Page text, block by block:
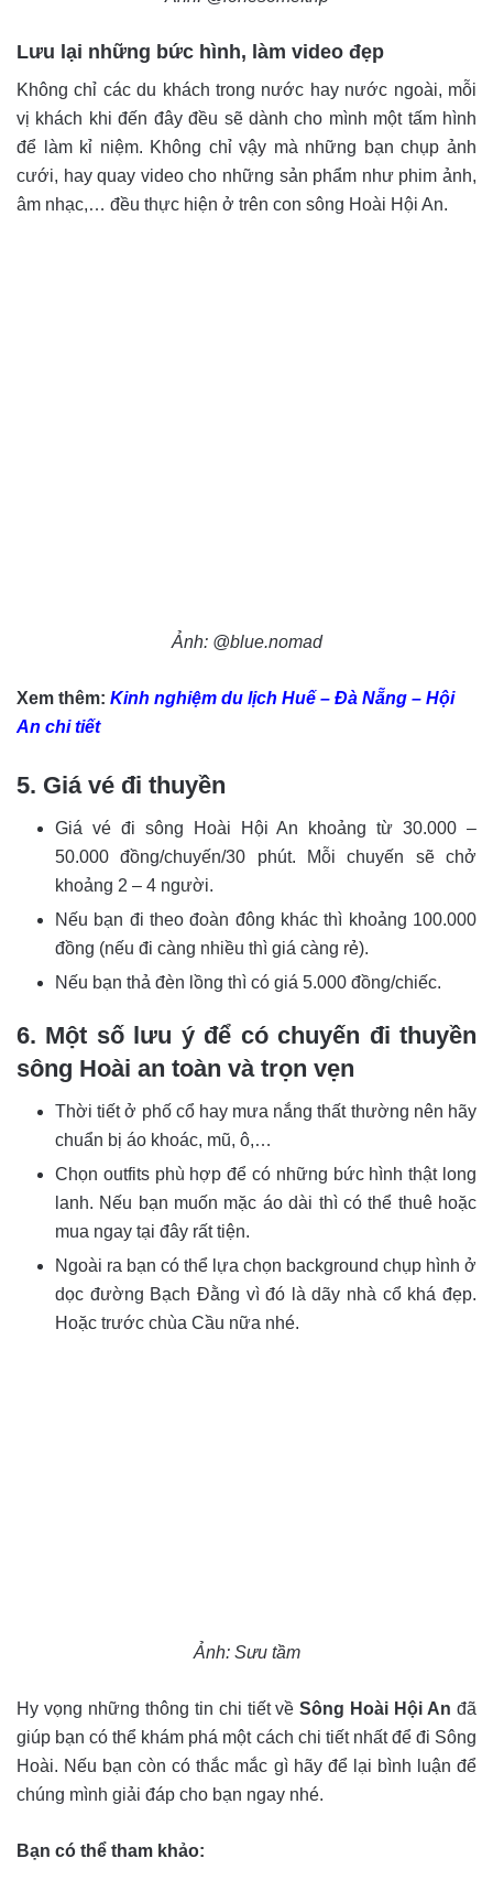
Lưu lại những bức hình, làm video đẹp
Không chỉ các du khách trong nước hay nước ngoài, mỗi
vị khách khi đến đây đều sẽ dành cho mình một tấm hình
để làm kỉ niệm. Không chỉ vậy mà những bạn chụp ảnh
cưới, hay quay video cho những sản phẩm như phim ảnh,
âm nhạc,… đều thực hiện ở trên con sông Hoài Hội An.
Ảnh: @blue.nomad
Xem thêm: Kinh nghiệm du lịch Huế – Đà Nẵng – Hội
An chi tiết
5. Giá vé đi thuyền
Giá vé đi sông Hoài Hội An khoảng từ 30.000 –
50.000 đồng/chuyến/30 phút. Mỗi chuyến sẽ chở
khoảng 2 – 4 người.
Nếu bạn đi theo đoàn đông khác thì khoảng 100.000
đồng (nếu đi càng nhiều thì giá càng rẻ).
Nếu bạn thả đèn lồng thì có giá 5.000 đồng/chiếc.
6. Một số lưu ý để có chuyến đi thuyền
sông Hoài an toàn và trọn vẹn
Thời tiết ở phố cổ hay mưa nắng thất thường nên hãy
chuẩn bị áo khoác, mũ, ô,…
Chọn outfits phù hợp để có những bức hình thật long
lanh. Nếu bạn muốn mặc áo dài thì có thể thuê hoặc
mua ngay tại đây rất tiện.
Ngoài ra bạn có thể lựa chọn background chụp hình ở
dọc đường Bạch Đằng vì đó là dãy nhà cổ khá đẹp.
Hoặc trước chùa Cầu nữa nhé.
Ảnh: Sưu tầm
Hy vọng những thông tin chi tiết vềSông Hoài Hội An đã
giúp bạn có thể khám phá một cách chi tiết nhất để đi Sông
Hoài. Nếu bạn còn có thắc mắc gì hãy để lại bình luận để
chúng mình giải đáp cho bạn ngay nhé.
Bạn có thể tham khảo: